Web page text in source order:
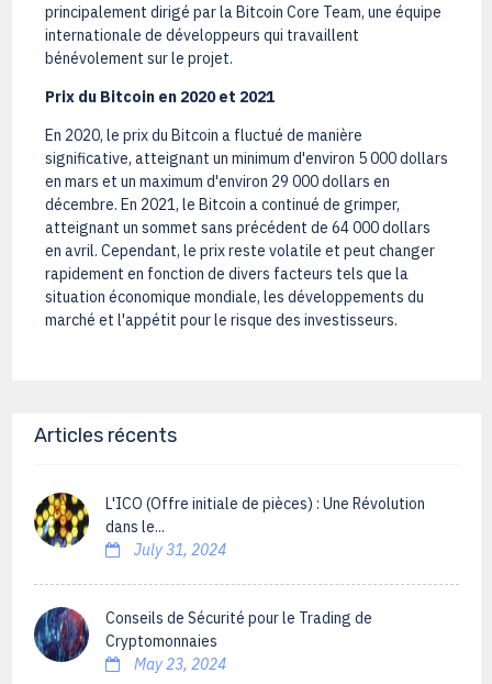
principalement dirigé par la Bitcoin Core Team, une équipe
internationale de développeurs qui travaillent
bénévolement sur le projet.
Prix du Bitcoin en 2020 et 2021
En 2020, le prix du Bitcoin a fluctué de manière
significative, atteignant un minimum d'environ 5 000 dollars
en mars et un maximum d'environ 29 000 dollars en
décembre. En 2021, le Bitcoin a continué de grimper,
atteignant un sommet sans précédent de 64 000 dollars
en avril. Cependant, le prix reste volatile et peut changer
rapidement en fonction de divers facteurs tels que la
situation économique mondiale, les développements du
marché et l'appétit pour le risque des investisseurs.
Articles récents
L'ICO (Offre initiale de pièces) : Une Révolution
dans le...
July 31, 2024
Conseils de Sécurité pour le Trading de
Cryptomonnaies
May 23, 2024